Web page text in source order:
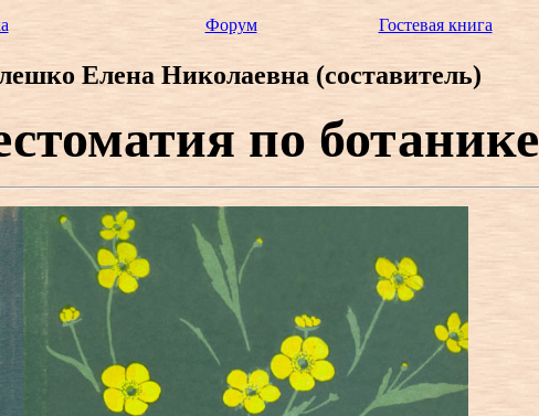
Форум Гостевая книга
Елена Николаевна (составитель)
по ботанике